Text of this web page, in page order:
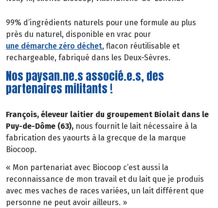
99% d’ingrédients naturels pour une formule au plus
près du naturel, disponible en vrac pour
une démarche zéro déchet, flacon réutilisable et
rechargeable, fabriqué dans les Deux-Sèvres.
Nos paysan.ne.s associé.e.s, des
partenaires militants !
François, éleveur laitier du groupement Biolait dans le
Puy-de-Dôme (63), nous fournit le lait nécessaire à la
fabrication des yaourts à la grecque de la marque
Biocoop.
« Mon partenariat avec Biocoop c’est aussi la
reconnaissance de mon travail et du lait que je produis
avec mes vaches de races variées, un lait différent que
personne ne peut avoir ailleurs. »